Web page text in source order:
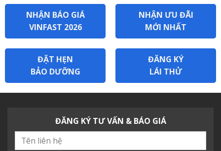
NHẬN BÁO GIÁ
VINFAST 2026
NHẬN ƯU ĐÃI
MỚI NHẤT
ĐẶT HẸN
BẢO DƯỠNG
ĐĂNG KÝ
LÁI THỬ
ĐĂNG KÝ TƯ VẤN & BÁO GIÁ